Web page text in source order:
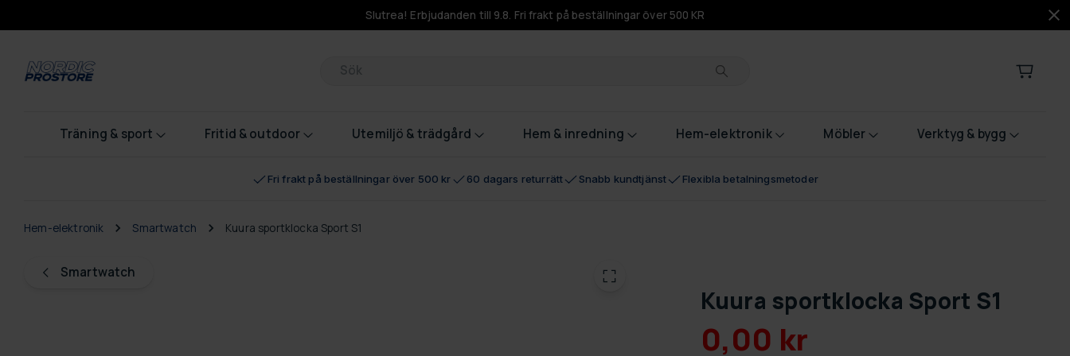
Slutrea! Erbjudanden till 9.8. Fri frakt på beställningar över 500 KR
Produkter
Träning & sport Fritid & outdoor Utemiljö & trädgård Hem & inredning Hem-elektronik Möbler Verktyg & bygg
Fri frakt på beställningar över 500 kr 60 dagars returrätt Snabb kundtjänst Flexibla betalningsmetoder
Smartwatch
Hem-elektronik Smartwatch Kuura sportklocka Sport S1
Kuura sportklocka Sport S1
0,00 kr